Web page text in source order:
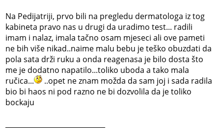
Na Pedijatriji, prvo bili na pregledu dermatologa iz tog
kabineta pravo nas u drugi da uradimo test... radili
imam i nalaz, imala tačno osam mjeseci ali ove pameti
ne bih više nikad..naime malu bebu je teško obuzdati da
pola sata drži ruku a onda reagenasa je bilo dosta što
me je dodatno napatilo...toliko uboda a tako mala
ručica...
..opet ne znam možda da sam joj i sada radila
bio bi haos ni pod razno ne bi dozvolila da je toliko
bockaju